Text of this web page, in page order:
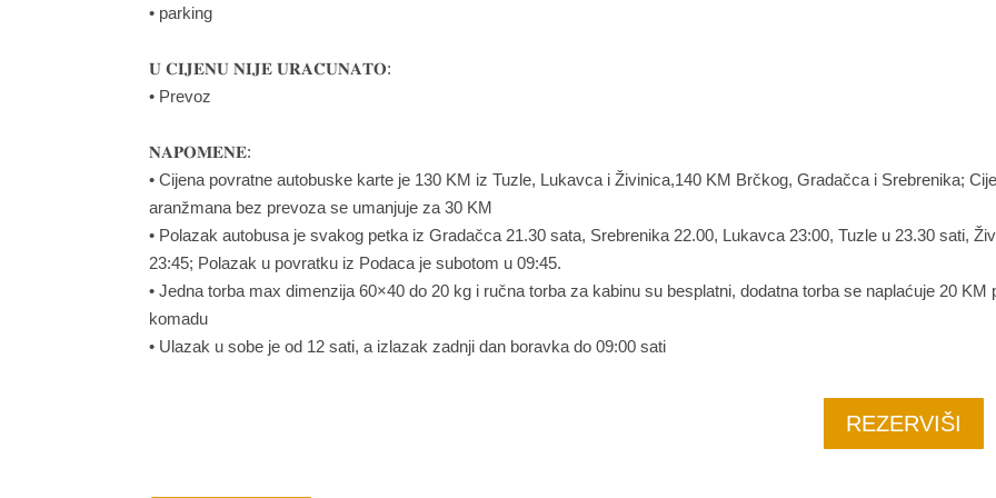
• parking
𝐔 𝐂𝐈𝐉𝐄𝐍𝐔 𝐍𝐈𝐉𝐄 𝐔𝐑𝐀𝐂̌𝐔𝐍𝐀𝐓𝐎:
• Prevoz
𝐍𝐀𝐏𝐎𝐌𝐄𝐍𝐄:
• Cijena povratne autobuske karte je 130 KM iz Tuzle, Lukavca i Živinica,140 KM Brčkog, Gradačca i Srebrenika;
aranžmana bez prevoza se umanjuje za 30 KM
• Polazak autobusa je svakog petka iz Gradačca 21.30 sata, Srebrenika 22.00, Lukavca 23:00, Tuzle u 23.30 sati,
23:45; Polazak u povratku iz Podaca je subotom u 09:45.
• Jedna torba max dimenzija 60×40 do 20 kg i ručna torba za kabinu su besplatni, dodatna torba se naplaćuje 20 KM
komadu
• Ulazak u sobe je od 12 sati, a izlazak zadnji dan boravka do 09:00 sati
REZERVIŠI